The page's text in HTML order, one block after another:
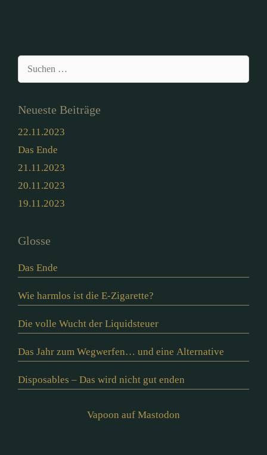
Neueste Beiträge
22.11.2023
Das Ende
21.11.2023
20.11.2023
19.11.2023
Glosse
Das Ende
Wie harmlos ist die E-Zigarette?
Die volle Wucht der Liquidsteuer
Das Jahr zum Wegwerfen… und eine Alternative
Disposables – Das wird nicht gut enden
Vapoon auf Mastodon